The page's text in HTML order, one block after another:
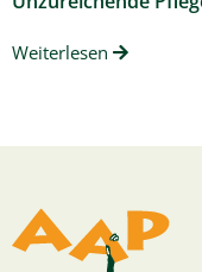
Weiterlesen